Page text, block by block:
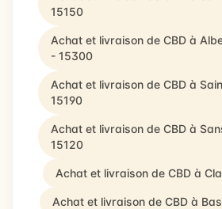
15150
Achat et livraison de CBD à
- 15300
Achat et livraison de CBD à
15190
Achat et livraison de CBD à
15120
Achat et livraison de CBD à
Achat et livraison de CBD à